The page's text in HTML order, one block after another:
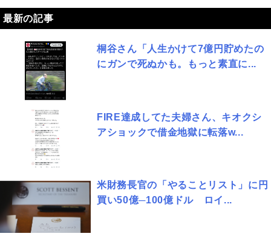
最新の記事
桐谷さん「人生かけて7億円貯めたの
にガンで死ぬかも。もっと素直に...
FIRE達成してた夫婦さん、キオクシ
アショックで借金地獄に転落w...
米財務長官の「やることリスト」に円
買い50億─100億ドル ロイ...